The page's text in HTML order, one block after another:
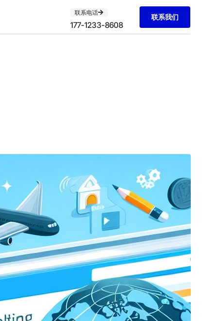
联系电话
177-1233-8608
联系我们